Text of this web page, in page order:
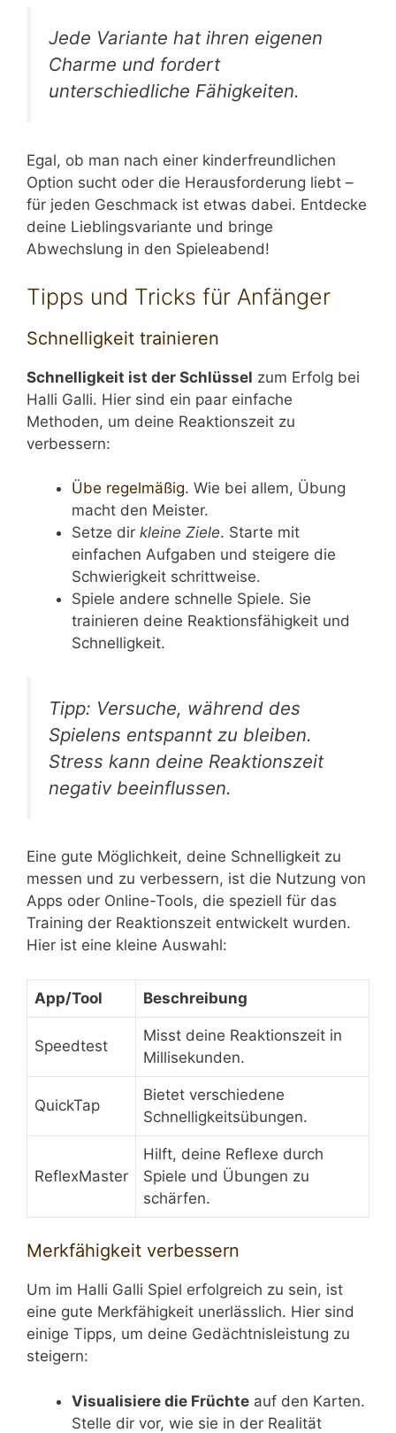
Jede Variante hat ihren eigenen
Charme und fordert
unterschiedliche Fähigkeiten.
Egal, ob man nach einer kinderfreundlichen
Option sucht oder die Herausforderung liebt –
für jeden Geschmack ist etwas dabei. Entdecke
deine Lieblingsvariante und bringe
Abwechslung in den Spieleabend!
Tipps und Tricks für Anfänger
Schnelligkeit trainieren
Schnelligkeit ist der Schlüssel zum Erfolg bei
Halli Galli. Hier sind ein paar einfache
Methoden, um deine Reaktionszeit zu
verbessern:
Übe regelmäßig. Wie bei allem, Übung
macht den Meister.
Setze dir kleine Ziele. Starte mit
einfachen Aufgaben und steigere die
Schwierigkeit schrittweise.
Spiele andere schnelle Spiele. Sie
trainieren deine Reaktionsfähigkeit und
Schnelligkeit.
Tipp: Versuche, während des
Spielens entspannt zu bleiben.
Stress kann deine Reaktionszeit
negativ beeinflussen.
Eine gute Möglichkeit, deine Schnelligkeit zu
messen und zu verbessern, ist die Nutzung von
Apps oder Online-Tools, die speziell für das
Training der Reaktionszeit entwickelt wurden.
Hier ist eine kleine Auswahl:
App/Tool Beschreibung
Speedtest
Misst deine Reaktionszeit in
Millisekunden.
QuickTap
Bietet verschiedene
Schnelligkeitsübungen.
ReflexMaster
Hilft, deine Reflexe durch
Spiele und Übungen zu
schärfen.
Merkfähigkeit verbessern
Um im Halli Galli Spiel erfolgreich zu sein, ist
eine gute Merkfähigkeit unerlässlich. Hier sind
einige Tipps, um deine Gedächtnisleistung zu
steigern:
Visualisiere die Früchte auf den Karten.
Stelle dir vor, wie sie in der Realität